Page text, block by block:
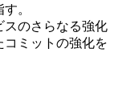
。
スのさらなる強化
コミットの強化を